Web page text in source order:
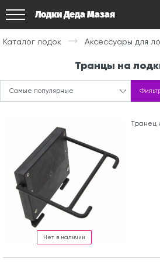
Лодки Деда Мазая
Каталог лодок Аксессуары для
Транцы на
Самые популярные
Нет в наличии
Транец